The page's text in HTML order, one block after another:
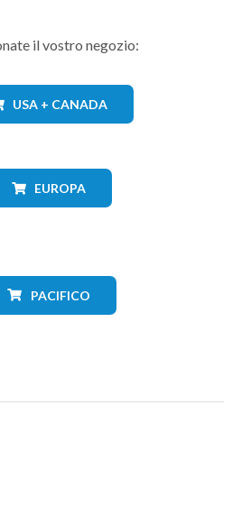
il vostro negozio:
USA + CANADA
EUROPA
PACIFICO